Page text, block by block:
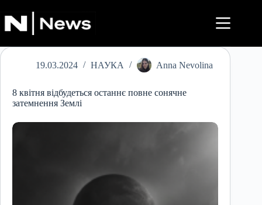
до
вмісту
19.03.2024 НАУКА Anna Nevolina
8 квітня відбудеться останнє повне сонячне
затемнення Землі